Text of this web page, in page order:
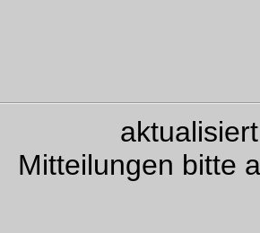
Mitteilungen bitte